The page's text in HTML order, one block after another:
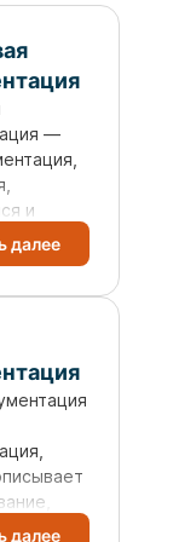
—
и
в
виде.
схемы,
через
и
отличие
далее
далее